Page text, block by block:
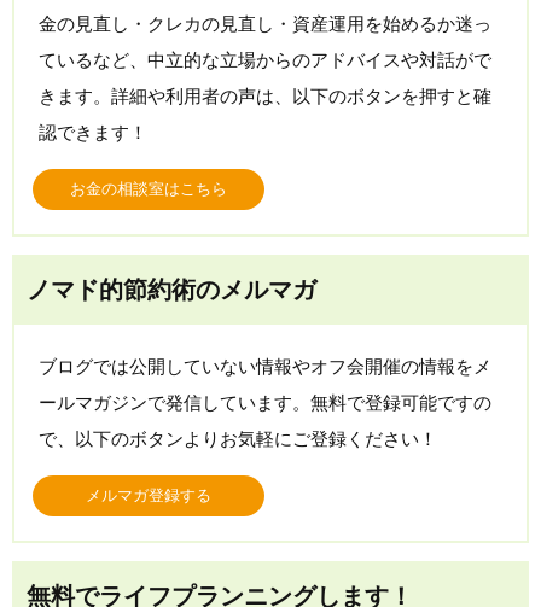
金の見直し・クレカの見直し・資産運用を始めるか迷っ
ているなど、中立的な立場からのアドバイスや対話がで
きます。詳細や利用者の声は、以下のボタンを押すと確
認できます！
お金の相談室はこちら
ノマド的節約術のメルマガ
ブログでは公開していない情報やオフ会開催の情報をメ
ールマガジンで発信しています。無料で登録可能ですの
で、以下のボタンよりお気軽にご登録ください！
メルマガ登録する
無料でライフプランニングします！